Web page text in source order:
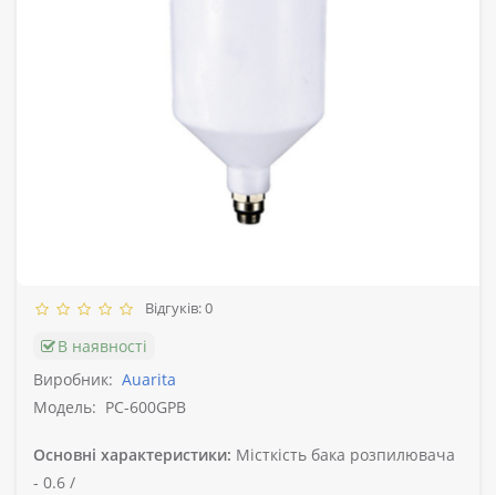
Відгуків: 0
В наявності
Виробник: Auarita
Модель: PC-600GPB
Основні характеристики: Місткість бака розпилювача
- 0.6 /